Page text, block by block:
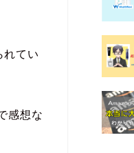
れてい
感想な